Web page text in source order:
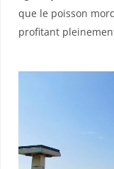
que le poisson
profitant